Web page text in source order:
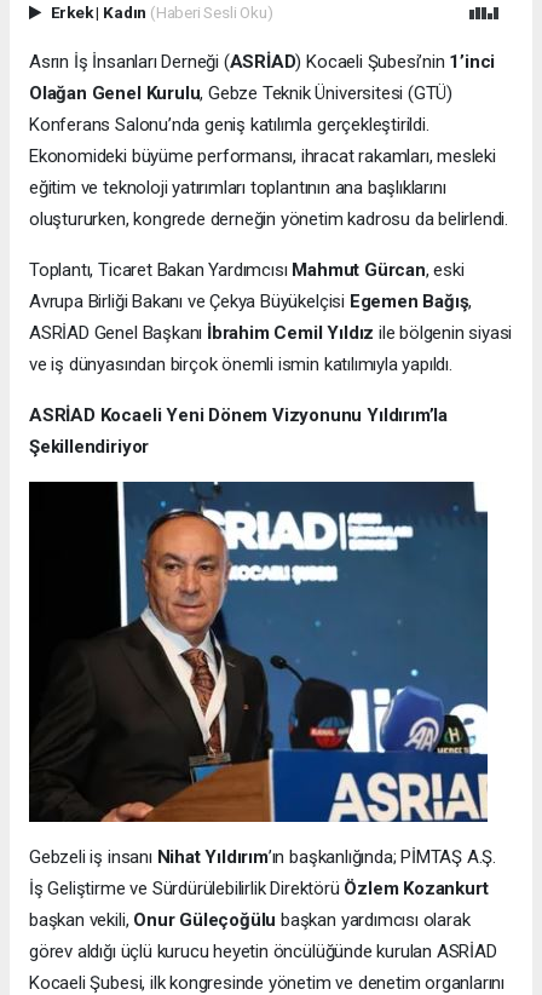
Erkek| Kadın (Haberi Sesli Oku)
Asrın İş İnsanları Derneği (ASRİAD) Kocaeli Şubesi’nin 1’inci
Olağan Genel Kurulu, Gebze Teknik Üniversitesi (GTÜ)
Konferans Salonu’nda geniş katılımla gerçekleştirildi.
Ekonomideki büyüme performansı, ihracat rakamları, mesleki
eğitim ve teknoloji yatırımları toplantının ana başlıklarını
oluştururken, kongrede derneğin yönetim kadrosu da belirlendi.
Toplantı, Ticaret Bakan Yardımcısı Mahmut Gürcan, eski
Avrupa Birliği Bakanı ve Çekya Büyükelçisi Egemen Bağış,
ASRİAD Genel Başkanı İbrahim Cemil Yıldız ile bölgenin siyasi
ve iş dünyasından birçok önemli ismin katılımıyla yapıldı.
ASRİAD Kocaeli Yeni Dönem Vizyonunu Yıldırım’la
Şekillendiriyor
Gebzeli iş insanı Nihat Yıldırım’ın başkanlığında; PİMTAŞ A.Ş.
İş Geliştirme ve Sürdürülebilirlik Direktörü Özlem Kozankurt
başkan vekili, Onur Güleçoğülu başkan yardımcısı olarak
görev aldığı üçlü kurucu heyetin öncülüğünde kurulan ASRİAD
Kocaeli Şubesi, ilk kongresinde yönetim ve denetim organlarını